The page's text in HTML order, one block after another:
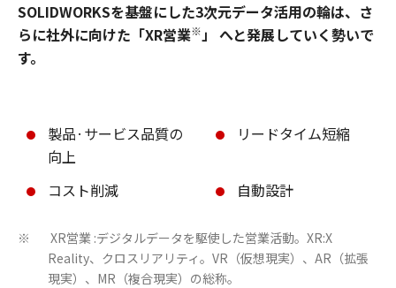
SOLIDWORKSを基盤にした3次元データ活用の輪は、さ
らに社外に向けた「XR営業※」 へと発展していく勢いで
す。
製品·サービス品質の
向上
リードタイム短縮
コスト削減 自動設計
※
XR営業 :デジタルデータを駆使した営業活動。XR:X
Reality、クロスリアリティ。VR（仮想現実）、AR（拡張
現実）、MR（複合現実）の総称。